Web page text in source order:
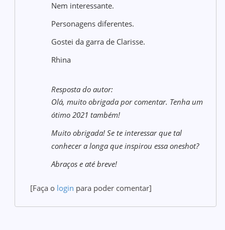
Nem interessante.
Personagens diferentes.
Gostei da garra de Clarisse.
Rhina
Resposta do autor:
Olá, muito obrigada por comentar. Tenha um
ótimo 2021 também!
Muito obrigada! Se te interessar que tal
conhecer a longa que inspirou essa oneshot?
Abraços e até breve!
[Faça o login para poder comentar]